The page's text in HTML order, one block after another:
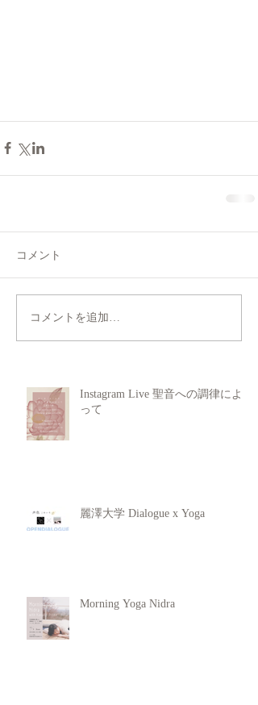
コメント
コメントを追加…
Instagram Live 聖音への調律によ
って
麗澤大学 Dialogue x Yoga
Morning Yoga Nidra